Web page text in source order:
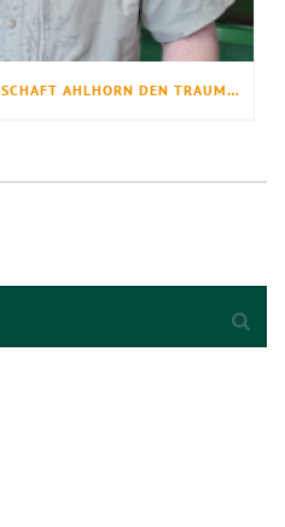
33 JAHRE IN DER TEICHWIRTSCHAFT AHLHORN DEN TRAUMBERUF GELEBT